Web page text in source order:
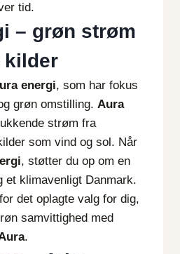
tid.
– grøn strøm
kilder
energi, som har fokus
grøn omstilling. Aura
strøm fra
som vind og sol. Når
, støtter du op om en
et klimavenligt Danmark.
det oplagte valg for dig,
samvittighed med
.